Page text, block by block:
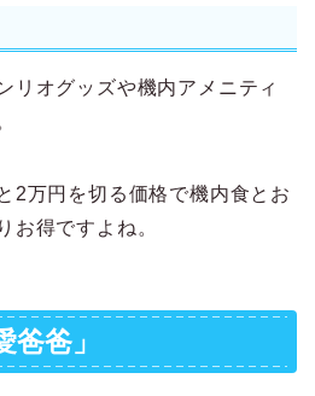
リオグッズや機内アメニティ
2万円を切る価格で機内食とお
お得ですよね。
爸」